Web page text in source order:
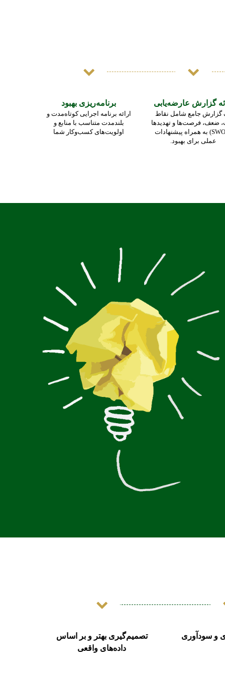
گزارش عارضه‌یابی
گزارش جامع شامل نقاط
ضعف، فرصت‌ها و تهدیدها
(SWOT) به همراه پیشنهادات
عملی برای بهبود.
برنامه‌ریزی بهبود
ارائه برنامه اجرایی کوتاه‌مدت و
بلندمدت متناسب با منابع و
اولویت‌های کسب‌وکار شما
و سودآوری
تصمیم‌گیری بهتر و بر اساس
داده‌های واقعی